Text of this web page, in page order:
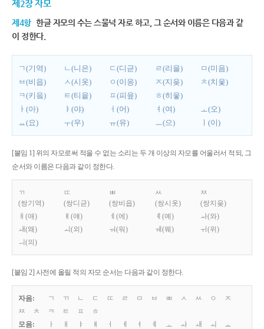
제2장 자모
제4항 한글 자모의 수는 스물넉 자로 하고, 그 순서와 이름은 다음과 같
이 정한다.
ㄱ(기역) ㄴ(니은) ㄷ(디귿) ㄹ(리을)
ㅁ(미음)
ㅂ(비읍)
ㅅ(시옷) ㅇ(이응) ㅈ(지읒)
ㅊ(치읓)
ㅋ(키읔)
ㅌ(티읕) ㅍ(피읖)
ㅎ(히읗)
ㅏ(아)
ㅑ(야) ㅓ(어) ㅕ(여)
ㅗ(오)
ㅛ(요)
ㅜ(우) ㅠ(유) ㅡ(으) ㅣ(이)
[붙임 1] 위의 자모로써 적을 수 없는 소리는 두 개 이상의 자모를 어울러서 적되, 그
순서와 이름은 다음과 같이 정한다.
ㄲ
(쌍기역)
ㄸ
(쌍디귿)
ㅃ
(쌍비읍)
ㅆ
(쌍시옷)
ㅉ
(쌍지읒)
ㅐ(애)
ㅒ(얘) ㅔ(에) ㅖ(예)
ㅘ(와)
ㅙ(왜)
ㅚ(외) ㅝ(워) ㅞ(웨)
ㅟ(위)
ㅢ(의)
[붙임 2] 사전에 올릴 적의 자모 순서는 다음과 같이 정한다.
자음: ㄱ ㄲ ㄴ ㄷ ㄸ ㄹ ㅁ ㅂ ㅃ ㅅ ㅆ ㅇ
ㅈ
ㅉ
ㅊ ㅋ ㅌ ㅍ
ㅎ
모음:
ㅏ ㅐ ㅑ ㅒ ㅓ ㅔ ㅕ ㅖ ㅗ ㅘ ㅙ ㅚ
ㅛ